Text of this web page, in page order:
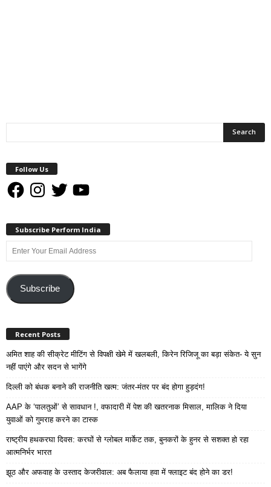
Follow Us
FacebookInstagram
Twitter YouTube
Subscribe Perform India
Enter
Your
Email
AddressSubscribe
Recent Posts
अमित शाह की सीक्रेट मीटिंग से विपक्षी खेमे में खलबली, किरेन रिजिजू का बड़ा संकेत- ये सुन
नहीं पाएंगे और सदन से भागेंगे
दिल्ली को बंधक बनाने की राजनीति खत्म: जंतर-मंतर पर बंद होगा हुड़दंग!
AAP के ‘पालतुओं’ से सावधान !, वफादारी में पेश की खतरनाक मिसाल, मालिक ने दिया
युवाओं को गुमराह करने का टास्क
राष्ट्रीय हथकरघा दिवस: करघों से ग्लोबल मार्केट तक, बुनकरों के हुनर से सशक्त हो रहा
आत्मनिर्भर भारत
झूठ और अफवाह के उस्ताद केजरीवाल: अब फैलाया हवा में फ्लाइट बंद होने का डर!